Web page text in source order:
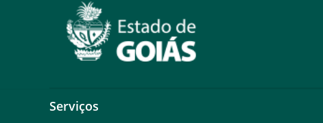
Serviços